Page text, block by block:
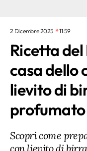
2 Dicembre 2025 11:59
Ricetta
casa dello
lievito di
profumato
Scopri come
con lievito di